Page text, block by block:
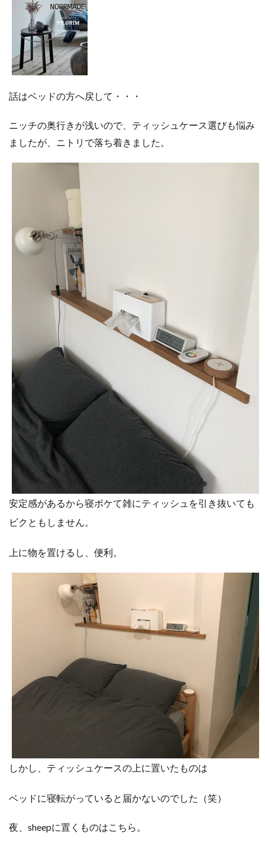
話はベッドの方へ戻して・・・
ニッチの奥行きが浅いので、ティッシュケース選びも悩み
ましたが、ニトリで落ち着きました。
安定感があるから寝ボケて雑にティッシュを引き抜いても
ビクともしません。
上に物を置けるし、便利。
しかし、 ティッシュケースの上に置いたものは
ベッドに寝転がっていると届かないのでした（笑）
夜、sheepに置くものはこちら。